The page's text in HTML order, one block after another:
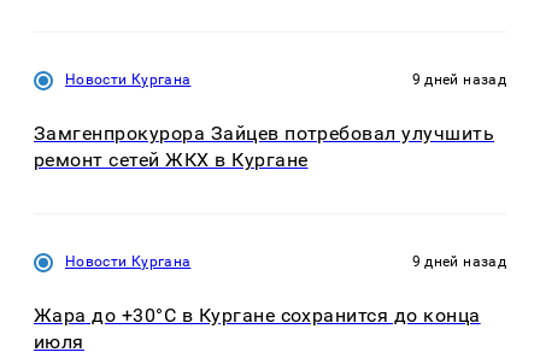
Новости Кургана 9 дней назад
Замгенпрокурора Зайцев потребовал улучшить
ремонт сетей ЖКХ в Кургане
Новости Кургана 9 дней назад
Жара до +30°C в Кургане сохранится до конца
июля